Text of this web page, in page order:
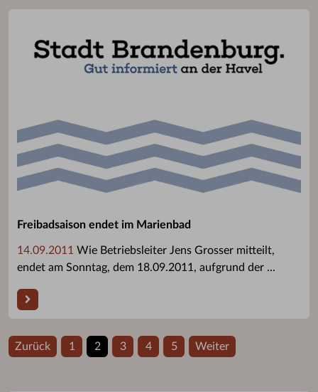
Freibadsaison endet im Marienbad
14.09.2011 Wie Betriebsleiter Jens Grosser mitteilt,
endet am Sonntag, dem 18.09.2011, aufgrund der ...
Zurück 1 2 3 4 5 Weiter